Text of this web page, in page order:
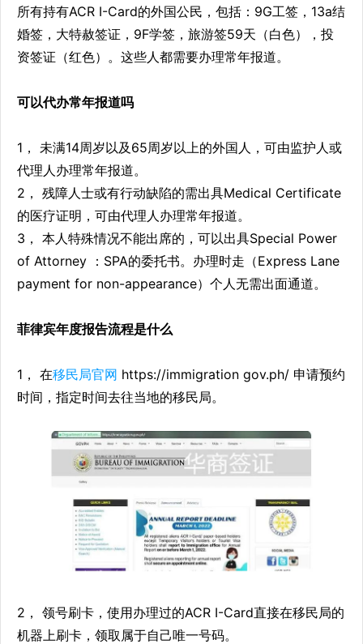
所有持有ACR I-Card的外国公民，包括：9G工签，13a结
婚签，大特赦签证，9F学签，旅游签59天（白色），投
资签证（红色）。这些人都需要办理常年报道。
可以代办常年报道吗
1， 未满14周岁以及65周岁以上的外国人，可由监护人或
代理人办理常年报道。
2， 残障人士或有行动缺陷的需出具Medical Certificate
的医疗证明，可由代理人办理常年报道。
3， 本人特殊情况不能出席的，可以出具Special Power
of Attorney ：SPA的委托书。办理时走（Express Lane
payment for non-appearance）个人无需出面通道。
菲律宾年度报告流程是什么
1， 在移民局官网 https://immigration gov.ph/ 申请预约
时间，指定时间去往当地的移民局。
2， 领号刷卡，使用办理过的ACR I-Card直接在移民局的
机器上刷卡，领取属于自己唯一号码。